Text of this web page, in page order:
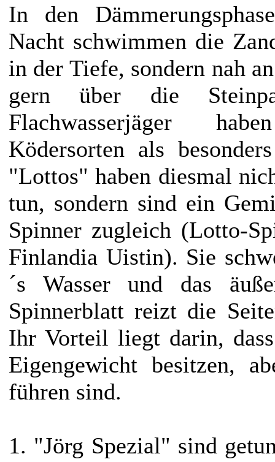
In den
Nacht schwimmen die
in der Tiefe, sondern nah
gern über die
Flachwasserjäger
Ködersorten als
"Lottos" haben diesmal
tun, sondern sind ein
Spinner zugleich (Lotto-
Finlandia Uistin). Sie
´s Wasser und das
Spinnerblatt reizt die
Ihr Vorteil liegt darin,
Eigengewicht besitzen,
führen sind.
1. "Jörg Spezial" sind